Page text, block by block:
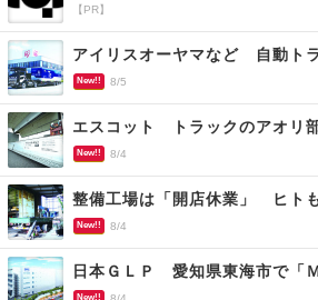
【PR】
アイリスオーヤマなど 自動ト
New!! 8/5
エスコット トラックのアオリ
New!! 8/4
整備工場は「開店休業」 ヒト
New!! 8/4
New!!